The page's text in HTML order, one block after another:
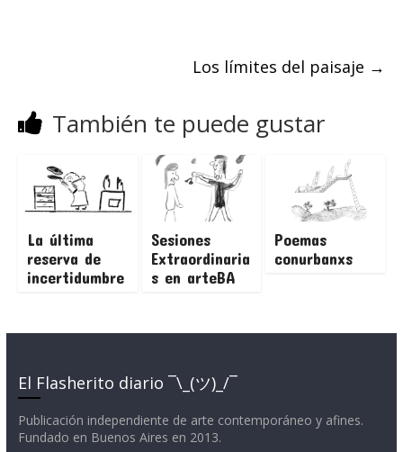
Los límites del paisaje →
También te puede gustar
La última
reserva de
incertidumbre
Sesiones
Extraordinaria
s en arteBA
Poemas
conurbanxs
El Flasherito diario ¯\_(ツ)_/¯
Publicación independiente de arte contemporáneo y afines.
Fundado en Buenos Aires en 2013.